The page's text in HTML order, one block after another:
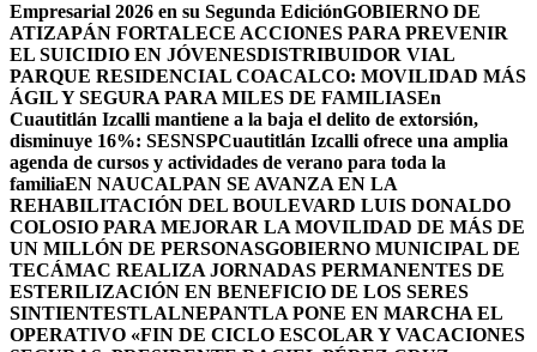
Empresarial 2026 en su Segunda EdiciónGOBIERNO DE
ATIZAPÁN FORTALECE ACCIONES PARA PREVENIR
EL SUICIDIO EN JÓVENESDISTRIBUIDOR VIAL
PARQUE RESIDENCIAL COACALCO: MOVILIDAD MÁS
ÁGIL Y SEGURA PARA MILES DE FAMILIASEn
Cuautitlán Izcalli mantiene a la baja el delito de extorsión,
disminuye 16%: SESNSPCuautitlán Izcalli ofrece una amplia
agenda de cursos y actividades de verano para toda la
familiaEN NAUCALPAN SE AVANZA EN LA
REHABILITACIÓN DEL BOULEVARD LUIS DONALDO
COLOSIO PARA MEJORAR LA MOVILIDAD DE MÁS DE
UN MILLÓN DE PERSONASGOBIERNO MUNICIPAL DE
TECÁMAC REALIZA JORNADAS PERMANENTES DE
ESTERILIZACIÓN EN BENEFICIO DE LOS SERES
SINTIENTESTLALNEPANTLA PONE EN MARCHA EL
OPERATIVO «FIN DE CICLO ESCOLAR Y VACACIONES